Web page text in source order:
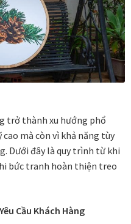
doanh nghiệp
trở thành xu hướng phổ
mà còn vì khả năng tùy
Dưới đây là quy trình từ khi
bức tranh hoàn thiện treo
Cầu Khách Hàng